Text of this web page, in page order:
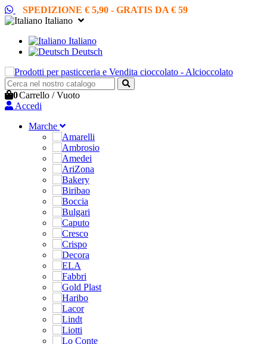
SPEDIZIONE € 5,90 - GRATIS DA € 59
Italiano
Italiano
Deutsch
0Carrello /Vuoto
Accedi
Marche